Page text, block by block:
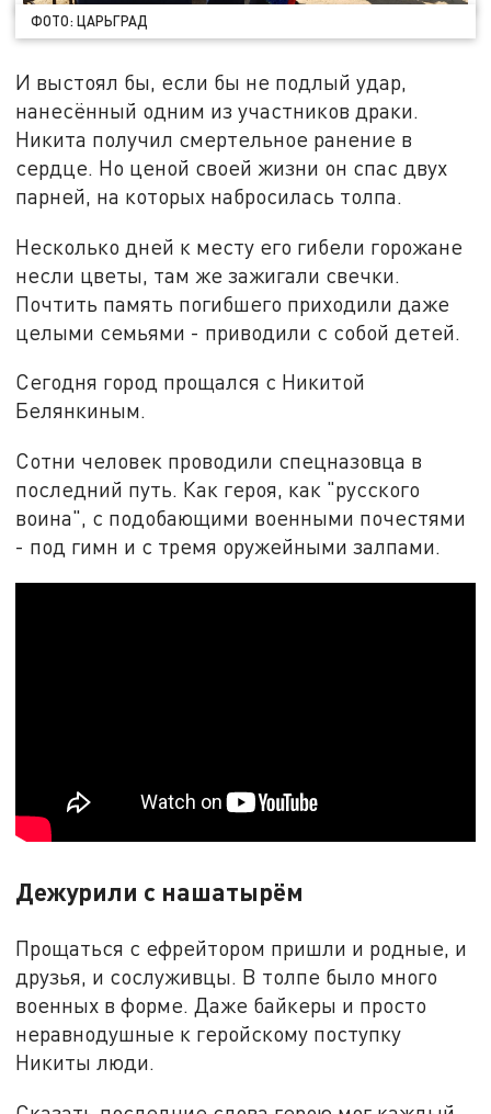
ФОТО: ЦАРЬГРАД
И выстоял бы, если бы не подлый удар,
нанесённый одним из участников драки.
Никита получил смертельное ранение в
сердце. Но ценой своей жизни он спас двух
парней, на которых набросилась толпа.
Несколько дней к месту его гибели горожане
несли цветы, там же зажигали свечки.
Почтить память погибшего приходили даже
целыми семьями - приводили с собой детей.
Сегодня город прощался с Никитой
Белянкиным.
Сотни человек проводили спецназовца в
последний путь. Как героя, как "русского
воина", с подобающими военными почестями
- под гимн и с тремя оружейными залпами.
Дежурили с нашатырём
Прощаться с ефрейтором пришли и родные, и
друзья, и сослуживцы. В толпе было много
военных в форме. Даже байкеры и просто
неравнодушные к геройскому поступку
Никиты люди.